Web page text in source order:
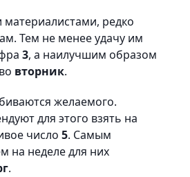
материалистами, редко
Тем не менее удачу им
3, а наилучшим образом
вторник.
желаемого.
для этого взять на
число 5. Самым
на неделе для них
.